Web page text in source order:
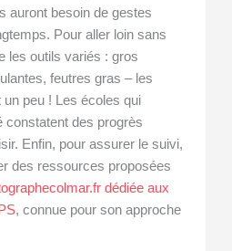
auront besoin de gestes
Pour aller loin sans
les outils variés : gros
feutres gras – les
peu ! Les écoles qui
constatent des progrès
Enfin, pour assurer le suivi,
des ressources proposées
dédiée aux
, connue pour son approche